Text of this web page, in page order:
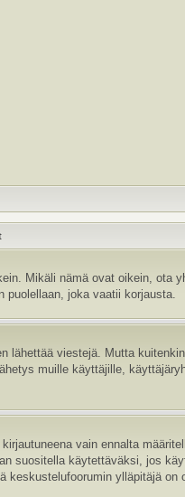
Mikäli nämä ovat oikein, ota
puolellaan, joka vaatii korjausta.
lähettää viestejä. Mutta
muille käyttäjille,
vain ennalta
suositella käytettäväksi, jos
ylläpitäjä on